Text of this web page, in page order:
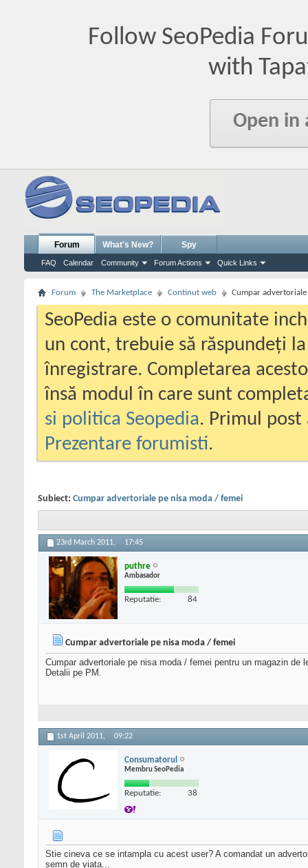
Follow SeoPedia
with
Open in
Forum
FAQ Calendar Community Forum Actions Quick Links
What's New? Spy
Forum The Marketplace Continut web Cumpar
SeoPedia este o comunitate
un cont, trebuie să răspundeți
înregistrare. Completarea
însă modul în care sunt
si politica Seopedia. Primul
Prezentare forumisti.
Subiect: Cumpar advertoriale pe nisa moda / femei
23rd March 2011, 17:45
puthre
Ambasador
Reputatie: 84
Cumpar advertoriale pe nisa moda / femei
Cumpar advertoriale pe nisa moda / femei pentru un magazin de
Detalii pe PM.
1st April 2011, 09:22
Consumatorul
Membru SeoPedia
Reputatie: 38
Stie cineva ce se intampla cu acest user? A comandat un
semn de viata...